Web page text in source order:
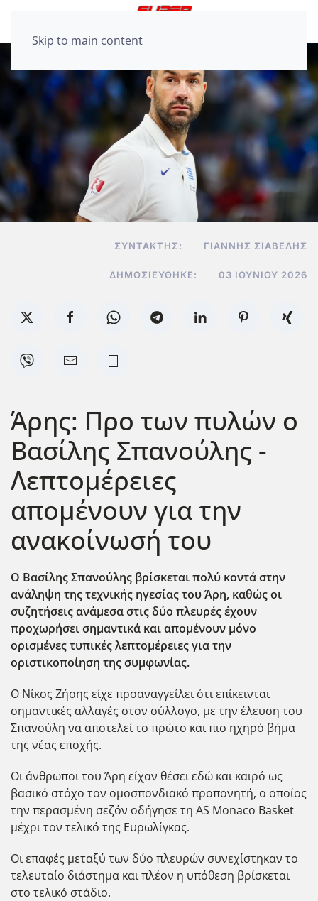
Skip to main content
ΣΥΝΤΆΚΤΗΣ: ΓΙΆΝΝΗΣ ΣΙΑΒΕΛΉΣ
ΔΗΜΟΣΙΕΎΘΗΚΕ: 03 ΙΟΥΝΊΟΥ 2026
Άρης: Προ των πυλών ο
Βασίλης Σπανούλης -
Λεπτομέρειες
απομένουν για την
ανακοίνωσή του
Ο Βασίλης Σπανούλης βρίσκεται πολύ κοντά στην
ανάληψη της τεχνικής ηγεσίας του Άρη, καθώς οι
συζητήσεις ανάμεσα στις δύο πλευρές έχουν
προχωρήσει σημαντικά και απομένουν μόνο
ορισμένες τυπικές λεπτομέρειες για την
οριστικοποίηση της συμφωνίας.
Ο Νίκος Ζήσης είχε προαναγγείλει ότι επίκεινται
σημαντικές αλλαγές στον σύλλογο, με την έλευση του
Σπανούλη να αποτελεί το πρώτο και πιο ηχηρό βήμα
της νέας εποχής.
Οι άνθρωποι του Άρη είχαν θέσει εδώ και καιρό ως
βασικό στόχο τον ομοσπονδιακό προπονητή, ο οποίος
την περασμένη σεζόν οδήγησε τη AS Monaco Basket
μέχρι τον τελικό της Ευρωλίγκας.
Οι επαφές μεταξύ των δύο πλευρών συνεχίστηκαν το
τελευταίο διάστημα και πλέον η υπόθεση βρίσκεται
στο τελικό στάδιο.